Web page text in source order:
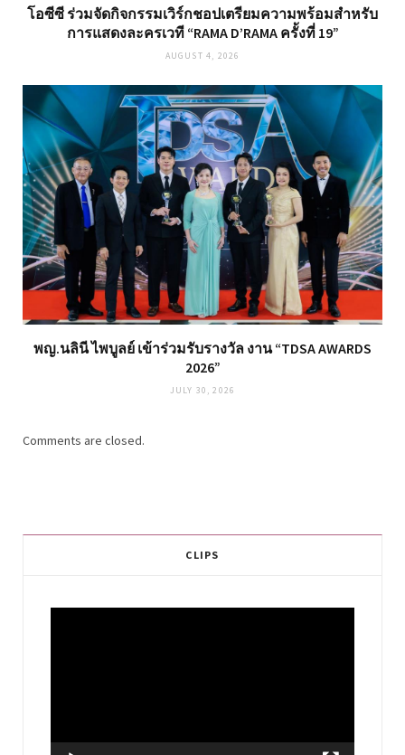
โอซีซี ร่วมจัดกิจกรรมเวิร์กชอปเตรียมความพร้อมสำหรับ
การแสดงละครเวที “RAMA D’RAMA ครั้งที่ 19”
AUGUST 4, 2026
พญ.นลินี ไพบูลย์ เข้าร่วมรับรางวัล งาน “TDSA AWARDS
2026”
JULY 30, 2026
Comments are closed.
CLIPS